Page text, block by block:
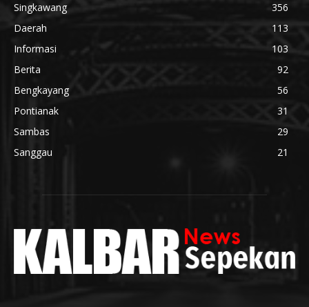
Singkawang
356
Daerah
113
Informasi
103
Berita
92
Bengkayang
56
Pontianak
31
Sambas
29
Sanggau
21